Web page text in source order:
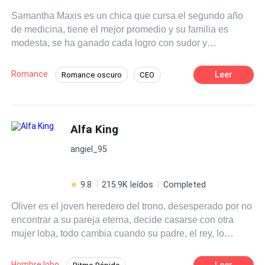
Samantha Maxis es un chica que cursa el segundo año
de medicina, tiene el mejor promedio y su familia es
modesta, se ha ganado cada logro con sudor y
monotonía hasta que por azares del destino conoce al
hombre que pondrá su mundo de cabeza, un mafioso que
Romance Romance oscuro CEO
Diferencia de Edad Campus
Leer
Alfa King
angiel_95
9.8 215.9K leídos Completed
Oliver es el joven heredero del trono, desesperado por no
encontrar a su pareja eterna, decide casarse con otra
mujer loba, todo cambia cuando su padre, el rey, lo
mejores amigos), a una misión lejos del reino. Gracias